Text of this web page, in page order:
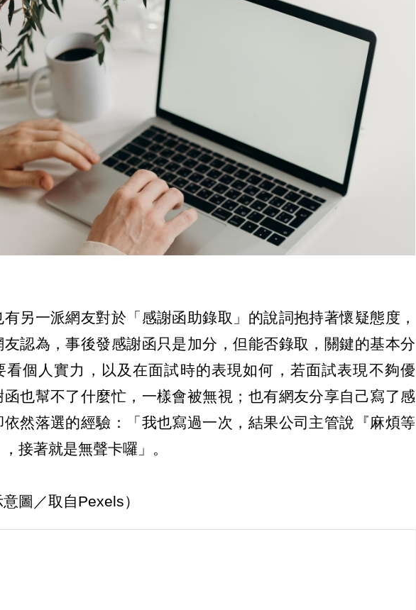
另一派網友對於「感謝函助錄取」的說詞抱持著懷疑態度，
友認為，事後發感謝函只是加分，但能否錄取，關鍵的基本分
看個人實力，以及在面試時的表現如何，若面試表現不夠優
函也幫不了什麼忙，一樣會被無視；也有網友分享自己寫了感
依然落選的經驗：「我也寫過一次，結果公司主管說『麻煩等
接著就是無聲卡囉」。
意圖／取自Pexels）